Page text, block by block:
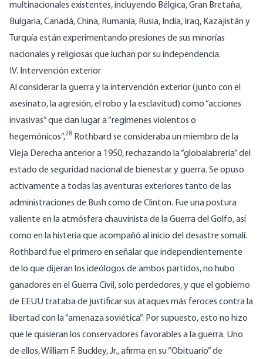
multinacionales existentes, incluyendo Bélgica, Gran Bretaña,
Bulgaria, Canadá, China, Rumanía, Rusia, India, Iraq, Kazajistán y
Turquía están experimentando presiones de sus minorías
nacionales y religiosas que luchan por su independencia.
IV. Intervención exterior
Al considerar la guerra y la intervención exterior (junto con el
asesinato, la agresión, el robo y la esclavitud) como “acciones
invasivas” que dan lugar a “regímenes violentos o
hegemónicos”,28 Rothbard se consideraba un miembro de la
Vieja Derecha anterior a 1950, rechazando la “globalabrería” del
estado de seguridad nacional de bienestar y guerra. Se opuso
activamente a todas las aventuras exteriores tanto de las
administraciones de Bush como de Clinton. Fue una postura
valiente en la atmósfera chauvinista de la Guerra del Golfo, así
como en la histeria que acompañó al inicio del desastre somalí.
Rothbard fue el primero en señalar que independientemente
de lo que dijeran los ideólogos de ambos partidos, no hubo
ganadores en el Guerra Civil, solo perdedores, y que el gobierno
de EEUU trataba de justificar sus ataques más feroces contra la
libertad con la “amenaza soviética”. Por supuesto, esto no hizo
que le quisieran los conservadores favorables a la guerra. Uno
de ellos, William F. Buckley, Jr., afirma en su “Obituario” de